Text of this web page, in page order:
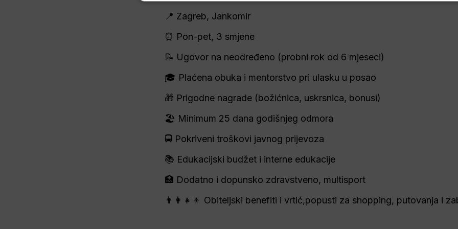
📍 Zagreb, Jankomir
⏰ Pon-pet, 3 smjene
📝 Ugovor na neodređeno (probni rok od 6 mjeseci)
🎓 Plaćena obuka i mentorstvo pri ulasku u posao
🎁 Prigodne nagrade (božićnica, uskrsnica, bonusi)
🏖️ Minimum 25 dana godišnjeg odmora
🚍 Pokriveni troškovi javnog prijevoza
📚 Edukacijski budžet i interne edukacije
🏥 Dodatno i dopunsko zdravstveno, multisport
👨‍👩‍👧‍👦 Obiteljski benefiti i vrtić,popusti za shopping, putovanja i